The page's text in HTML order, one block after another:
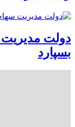
دولت مدیریت
بسپارد